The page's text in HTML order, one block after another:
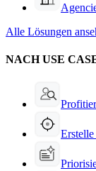
Alle Lösungen
NACH USE